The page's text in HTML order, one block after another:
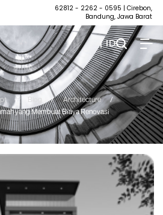
62812 - 2262 - 0595 | Cirebon,
Bandung, Jawa Barat
| ID
/ Blog / Architecture
/
yang Membuat Biaya Renovasi